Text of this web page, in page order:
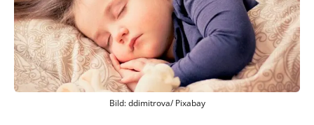
Bild: ddimitrova/ Pixabay